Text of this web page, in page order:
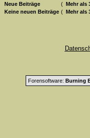
Neue Beiträge ( Mehr als
Keine neuen Beiträge ( Mehr als
Forensoftware: Burning